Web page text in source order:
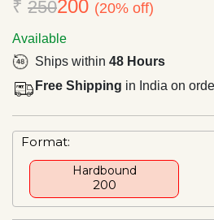
₹ 250200 (20% off)
Available
Ships within 48 Hours
Free Shipping in India on
Format:
Hardbound
₹200